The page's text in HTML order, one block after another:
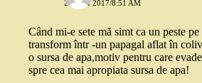
26 MAI 2017/8:51 AM
Când mi-e sete mă simt ca un peste
transform într -un papagal aflat în
o sursa de apa,motiv pentru care
spre cea mai apropiata sursa de apa!